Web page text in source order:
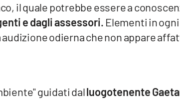
il quale potrebbe essere a
e dagli assessori. Elementi in
audizione odierna che non appare
guidati dalluogotenente